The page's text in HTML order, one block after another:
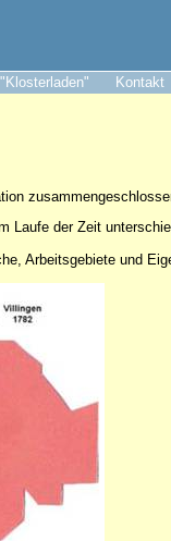
"Klosterladen" Kontakt
Laufe der Zeit
Arbeitsgebiete und